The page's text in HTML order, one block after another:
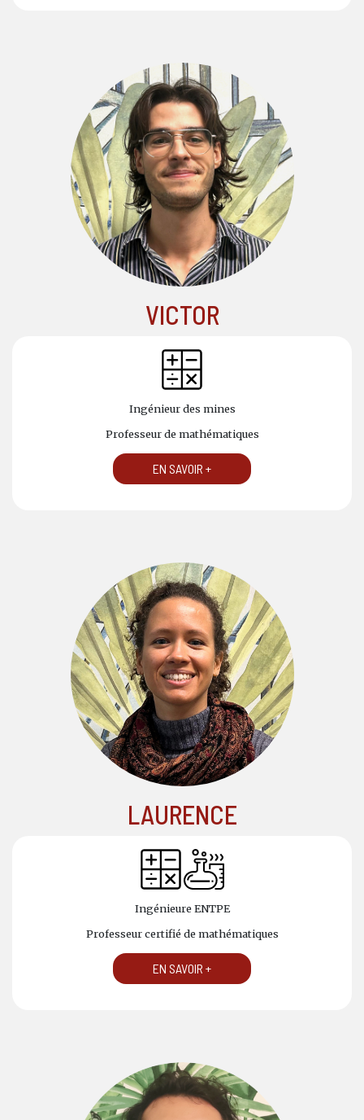
VICTOR
Ingénieur des mines
Professeur de mathématiques
EN SAVOIR +
LAURENCE
Ingénieure ENTPE
Professeur certifié de mathématiques
EN SAVOIR +